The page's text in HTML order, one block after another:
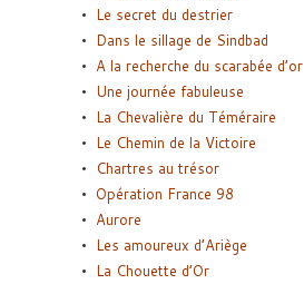
Le secret du destrier
Dans le sillage de Sindbad
A la recherche du scarabée d’or
Une journée fabuleuse
La Chevalière du Téméraire
Le Chemin de la Victoire
Chartres au trésor
Opération France 98
Aurore
Les amoureux d’Ariège
La Chouette d’Or